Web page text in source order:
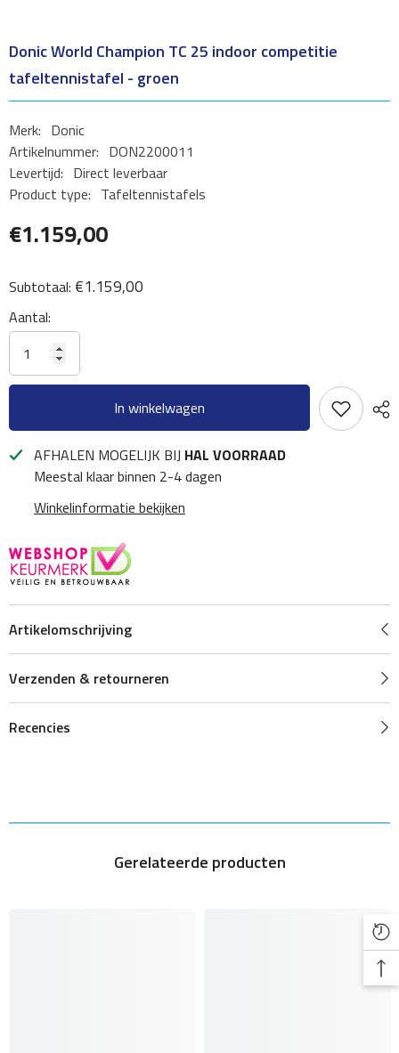
Donic World Champion TC 25 indoor competitie
tafeltennistafel - groen
Merk: Donic
Artikelnummer: DON2200011
Levertijd: Direct leverbaar
Product type: Tafeltennistafels
€1.159,00
Subtotaal: €1.159,00
Aantal:
In winkelwagen
AFHALEN MOGELIJK BIJ HAL VOORRAAD
Meestal klaar binnen 2-4 dagen
Winkelinformatie bekijken
Artikelomschrijving
Verzenden & retourneren
Recencies
Gerelateerde producten